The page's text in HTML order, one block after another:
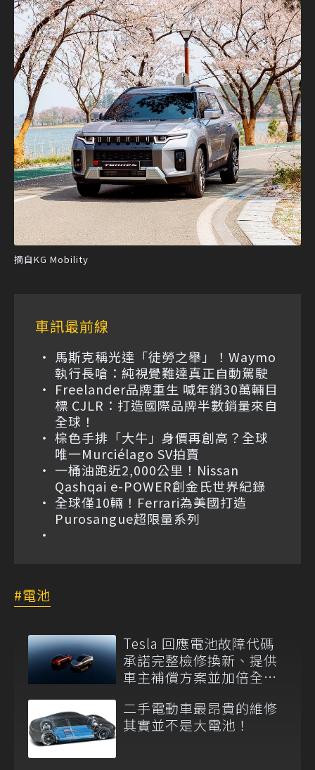
摘自KG Mobility
車訊最前線
馬斯克稱光達「徒勞之舉」！Waymo
執行長嗆：純視覺難達真正自動駕駛
Freelander品牌重生 喊年銷30萬輛目
標 CJLR：打造國際品牌半數銷量來自
全球！
棕色手排「大牛」身價再創高？全球
唯一Murciélago SV拍賣
一桶油跑近2,000公里！Nissan
Qashqai e-POWER創金氏世界紀錄
全球僅10輛！Ferrari為美國打造
Purosangue超限量系列
電池
Tesla 回應電池故障代碼
承諾完整檢修換新、提供
車主補償方案並加倍全台
二手電動車最昂貴的維修
其實並不是大電池！